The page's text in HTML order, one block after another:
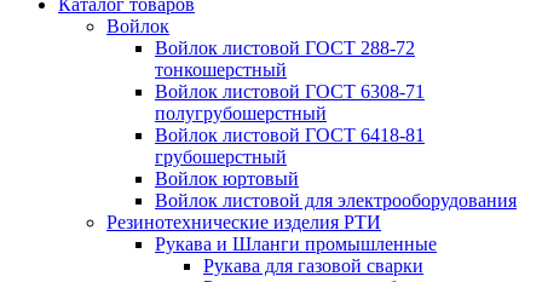
Каталог товаров
Войлок
Войлок листовой ГОСТ 288-72
тонкошерстный
Войлок листовой ГОСТ 6308-71
полугрубошерстный
Войлок листовой ГОСТ 6418-81
грубошерстный
Войлок юртовый
Войлок листовой для электрооборудования
Резинотехнические изделия РТИ
Рукава и Шланги промышленные
Рукава для газовой сварки